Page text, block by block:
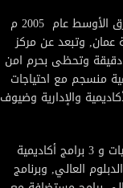
تأسست جامعة الشرق الأوسط عام 2005 م
عمان, وتبعد عن مركز
المدينة ما يقرب 15 دقيقة وتحظى بحرم امن
منسجم مع احتياجات
والإدارية وضيوف
وتضم الجامعة 9 كليات و 3 برامج أكاديمية
العالي, وبرنامج